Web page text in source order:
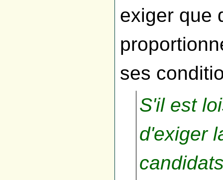
exiger que
ses
S'il est
d'exiger